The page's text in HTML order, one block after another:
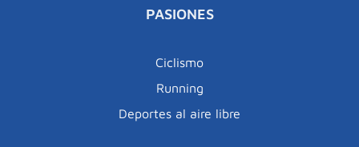
PASIONES
Ciclismo
Running
Deportes al aire libre